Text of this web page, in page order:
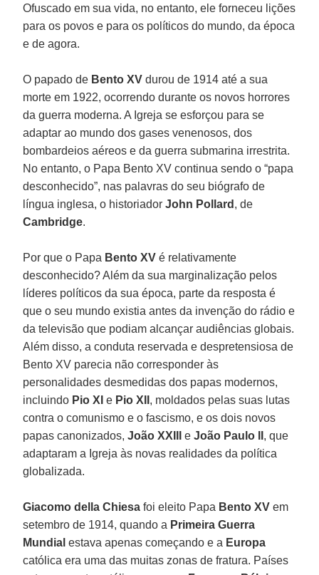
Ofuscado em sua vida, no entanto, ele forneceu lições
para os povos e para os políticos do mundo, da época
e de agora.
O papado de Bento XV durou de 1914 até a sua
morte em 1922, ocorrendo durante os novos horrores
da guerra moderna. A Igreja se esforçou para se
adaptar ao mundo dos gases venenosos, dos
bombardeios aéreos e da guerra submarina irrestrita.
No entanto, o Papa Bento XV continua sendo o “papa
desconhecido”, nas palavras do seu biógrafo de
língua inglesa, o historiadorJohn Pollard , de
Cambridge.
Por que o Papa Bento XV é relativamente
desconhecido? Além da sua marginalização pelos
líderes políticos da sua época, parte da resposta é
que o seu mundo existia antes da invenção do rádio e
da televisão que podiam alcançar audiências globais.
Além disso, a conduta reservada e despretensiosa de
Bento XV parecia não corresponder às
personalidades desmedidas dos papas modernos,
incluindo Pio XIe Pio XII , moldados pelas suas lutas
contra o comunismo e o fascismo, e os dois novos
papas canonizados,João XXIII eJoão Paulo II , que
adaptaram a Igreja às novas realidades da política
globalizada.
Giacomo della Chiesa foi eleito Papa Bento XV em
setembro de 1914, quando a Primeira Guerra
Mundial estava apenas começando e a Europa
católica era uma das muitas zonas de fratura. Países